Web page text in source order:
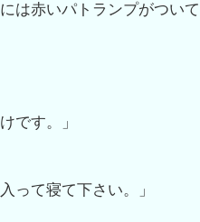
は赤いパトランプがついて
です。」
って寝て下さい。」